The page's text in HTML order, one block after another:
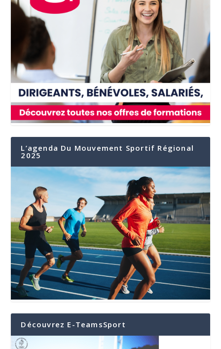
L’agenda Du Mouvement Sportif Régional
2025
Découvrez E-TeamsSport